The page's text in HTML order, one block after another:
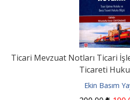
Ticari Mevzuat Notları Ticari
Ticareti
Ekin Basım